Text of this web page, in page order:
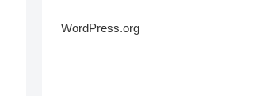
WordPress.org